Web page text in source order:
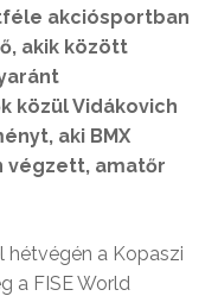
akciósportban
akik között
közül Vidákovich
aki BMX
végzett, amatőr
a Kopaszi
a FISE World